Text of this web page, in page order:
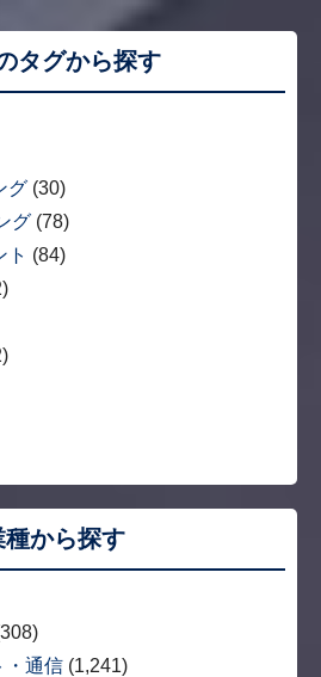
タグから探す
グ (30)
グ (78)
ト (84)
種から探す
・通信 (1,241)